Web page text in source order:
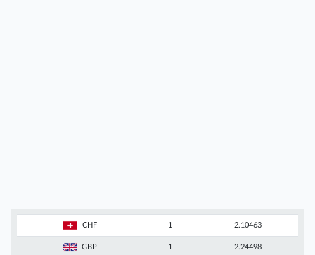
CHF 1 2.10463
GBP 1 2.24498